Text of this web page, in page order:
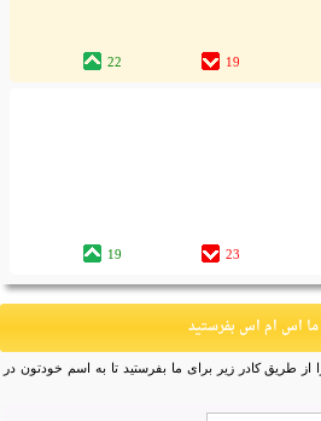
19
22
23
19
ما اس ام اس بفرستید
طریق کادر زیر برای ما بفرستید تا به اسم خودتون در